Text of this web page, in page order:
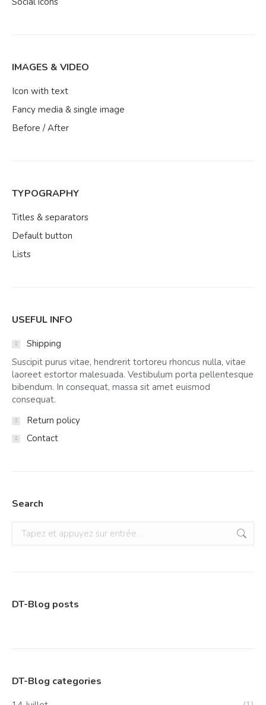
IMAGES & VIDEO
Icon with text
Fancy media & single image
Before / After
TYPOGRAPHY
Titles & separators
Default button
Lists
USEFUL INFO
Shipping
Suscipit purus vitae, hendrerit tortoreu rhoncus nulla, vitae
laoreet estortor malesuada. Vestibulum porta pellentesque
bibendum. In consequat, massa sit amet euismod
consequat.
Return policy
Contact
Search
Recherche
DT-Blog posts
DT-Blog categories